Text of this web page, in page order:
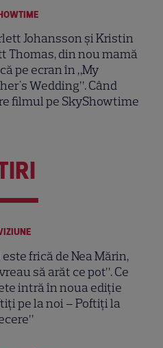
Johansson și Kristin
Thomas, din nou mamă
pe ecran în „My
Wedding”. Când
filmul pe SkyShowtime
este frică de Nea Mărin,
să arăt ce pot”. Ce
intră în noua ediție
pe la noi – Poftiți la